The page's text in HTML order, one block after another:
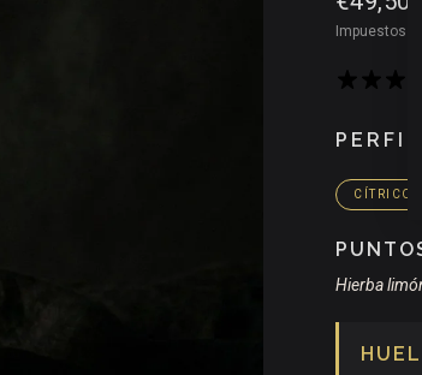
Impuestos
CÍTRICOS
Hierba